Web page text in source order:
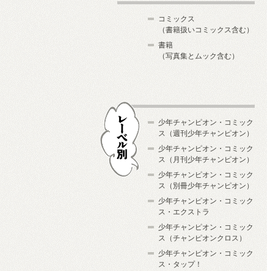
コミックス
（書籍扱いコミックス含む）
書籍
（写真集とムック含む）
少年チャンピオン・コミック
ス（週刊少年チャンピオン）
少年チャンピオン・コミック
ス（月刊少年チャンピオン）
少年チャンピオン・コミック
ス（別冊少年チャンピオン）
少年チャンピオン・コミック
ス・エクストラ
少年チャンピオン・コミック
ス（チャンピオンクロス）
少年チャンピオン・コミック
ス・タップ！